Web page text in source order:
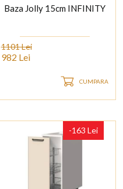
Baza Jolly 15cm INFINITY
1101 Lei
982 Lei
CUMPARA
-163 Lei